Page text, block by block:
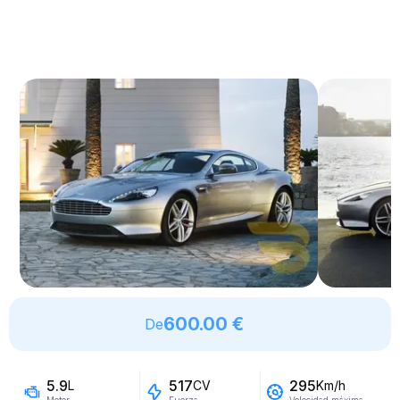
De600.00 €
5.9L 517CV 295Km/h